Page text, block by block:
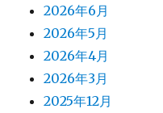
2026年6月
2026年5月
2026年4月
2026年3月
2025年12月